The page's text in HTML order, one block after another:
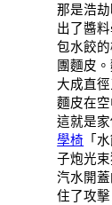
那是浩
出了醬
包水餃
團麵皮
大成直
麵皮在
這就是
學椅 「
子炮光
汽水開
住了攻